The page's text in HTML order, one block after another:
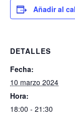
Añadir al
DETALLES
Fecha:
10 marzo 2024
Hora:
18:00 - 21:30